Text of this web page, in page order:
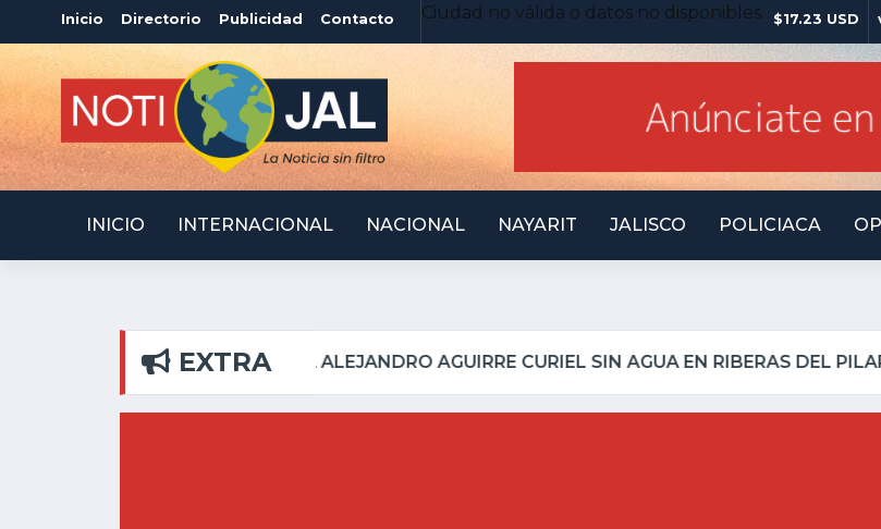
Inicio Directorio Publicidad Contacto Ciudad no válida o datos no disponibles. $17.23 USD
INICIO INTERNACIONAL NACIONAL NAYARIT JALISCO POLICIACA
EXTRA ATOTONILQUILLO INSEGURO Y AL VIRREY NO LE